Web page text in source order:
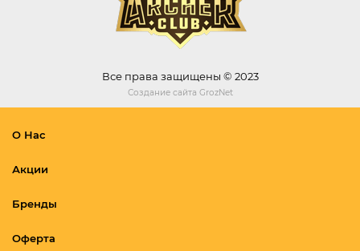
Все права защищены © 2023
Создание сайта GrozNet
О Нас
Акции
Бренды
Оферта